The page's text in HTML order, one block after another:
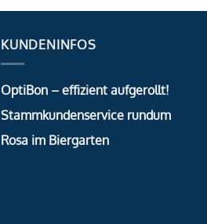
KUNDENINFOS
OptiBon – effizient aufgerollt!
Stammkundenservice rundum
Rosa im Biergarten